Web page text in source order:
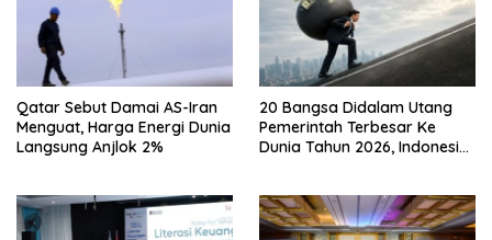
Qatar Sebut Damai AS-Iran
Menguat, Harga Energi Dunia
Langsung Anjlok 2%
20 Bangsa Didalam Utang
Pemerintah Terbesar Ke
Dunia Tahun 2026, Indonesia